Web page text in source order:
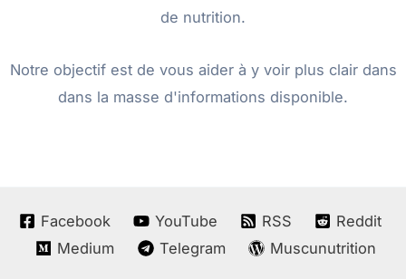
de nutrition.
Notre objectif est de vous aider à y voir plus clair dans
dans la masse d'informations disponible.
Facebook YouTube RSS
Reddit
Medium
Telegram Muscunutrition